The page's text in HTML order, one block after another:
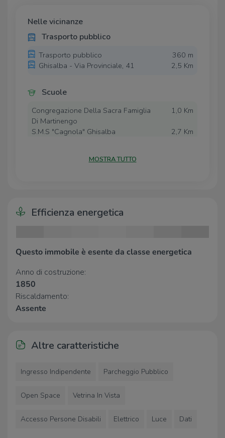
UBICAZIONE E CONTESTO
Il complesso è ubicato nel Comune di Martinengo e
affaccia sulla Strada Statale SS498, la quale collega il
paese ai Comuni limitrofi. La soluzione presenta alcuni
posti auto distribuiti nel piazzale di fronte all'immobile.
Nelle vicinanze
Trasporto pubblico
Trasporto pubblico
360 m
Ghisalba - Via Provinciale, 41
2,5 Km
Scuole
Congregazione Della Sacra Famiglia
Di Martinengo
1,0 Km
S.M.S "Cagnola" Ghisalba 2,7 Km
Agriturismo Camporosso
MOSTRA TUTTO
Efficienza energetica
Questo immobile è esente da classe energetica
Anno di costruzione:
1850
Riscaldamento:
Assente
Altre caratteristiche
Ingresso Indipendente Parcheggio Pubblico
Open Space Vetrina In Vista
Accesso Persone Disabili Elettrico Luce Dati